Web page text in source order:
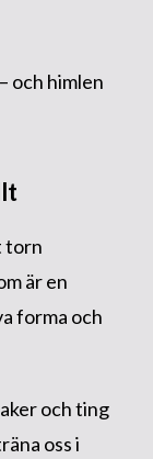
och himlen
torn
är en
forma och
och ting
oss i